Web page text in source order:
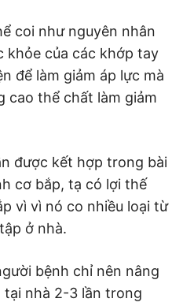
coi như nguyên nhân
khỏe của các khớp tay
để làm giảm áp lực mà
cao thể chất làm giảm
được kết hợp trong bài
cơ bắp, tạ có lợi thế
vì vì nó co nhiều loại từ
ở nhà.
bệnh chỉ nên nâng
tại nhà 2-3 lần trong